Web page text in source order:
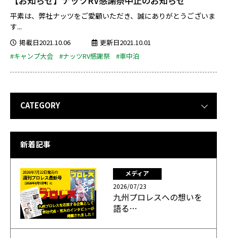
平素は、弊社ナッツをご愛顧いただき、誠にありがとうございま
す...
掲載日2021.10.06
更新日2021.10.01
#キャンプ大会
#ナッツRV感謝祭 #車中泊
CATEGORY
新着記事
メディア
2026/07/23
九州プロレスへの想いを
語る…